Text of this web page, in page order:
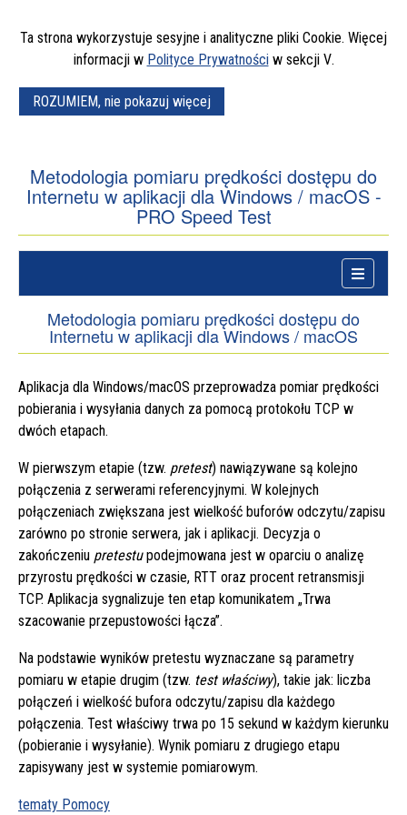
Ta strona wykorzystuje sesyjne i analityczne pliki Cookie. Więcej
informacji w Polityce Prywatnościw sekcji Vpiątej
.
ROZUMIEM, nie pokazuj więcej
Metodologia pomiaru prędkości dostępu do
Internetu w aplikacji dla Windows / macOS -
PRO Speed Test
Menu
Menu
główne
Metodologia pomiaru prędkości dostępu do
Internetu w aplikacji dla Windows / macOS
Aplikacja dla Windows/macOS przeprowadza pomiar prędkości
pobierania i wysyłania danych za pomocą protokołu TCP w
dwóch etapach.
W pierwszym etapie (tzw. pretest) nawiązywane są kolejno
połączenia z serwerami referencyjnymi. W kolejnych
połączeniach zwiększana jest wielkość buforów odczytu/zapisu
zarówno po stronie serwera, jak i aplikacji. Decyzja o
zakończeniu pretestupodejmowana jest w oparciu o analizę
przyrostu prędkości w czasie, RTT oraz procent retransmisji
TCP. Aplikacja sygnalizuje ten etap komunikatem „Trwa
szacowanie przepustowości łącza”.
Na podstawie wyników pretestu wyznaczane są parametry
pomiaru w etapie drugim (tzw. test właściwy), takie jak: liczba
połączeń i wielkość bufora odczytu/zapisu dla każdego
połączenia. Test właściwy trwa po 15 sekund w każdym kierunku
(pobieranie i wysyłanie). Wynik pomiaru z drugiego etapu
zapisywany jest w systemie pomiarowym.
tematy Pomocy